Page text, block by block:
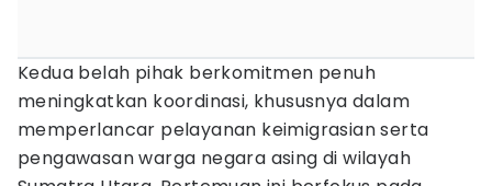
Kedua belah pihak berkomitmen penuh
meningkatkan koordinasi, khususnya dalam
memperlancar pelayanan keimigrasian serta
pengawasan warga negara asing di wilayah